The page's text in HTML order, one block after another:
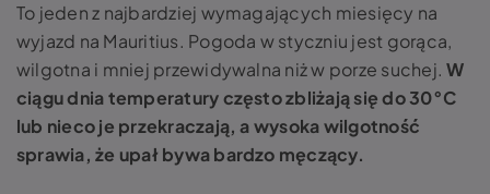
To jeden z najbardziej wymagających miesięcy na
wyjazd na Mauritius. Pogoda w styczniu jest gorąca,
wilgotna i mniej przewidywalna niż w porze suchej.W
ciągu dnia temperatury często zbliżają się do 30°C
lub nieco je przekraczają, a wysoka wilgotność
sprawia, że upał bywa bardzo męczący.